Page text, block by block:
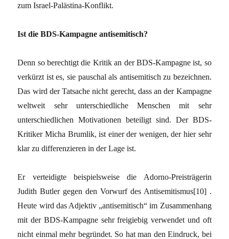
zum Israel-Palästina-Konflikt.
Ist die BDS-Kampagne antisemitisch?
Denn so berechtigt die Kritik an der BDS-Kampagne ist, so
verkürzt ist es, sie pauschal als antisemitisch zu bezeichnen.
Das wird der Tatsache nicht gerecht, dass an der Kampagne
weltweit sehr unterschiedliche Menschen mit sehr
unterschiedlichen Motivationen beteiligt sind. Der BDS-
Kritiker Micha Brumlik, ist einer der wenigen, der hier sehr
klar zu differenzieren in der Lage ist.
Er verteidigte beispielsweise die Adorno-Preisträgerin
Judith Butler gegen den Vorwurf des Antisemitismus[10] .
Heute wird das Adjektiv „antisemitisch“ im Zusammenhang
mit der BDS-Kampagne sehr freigiebig verwendet und oft
nicht einmal mehr begründet. So hat man den Eindruck, bei